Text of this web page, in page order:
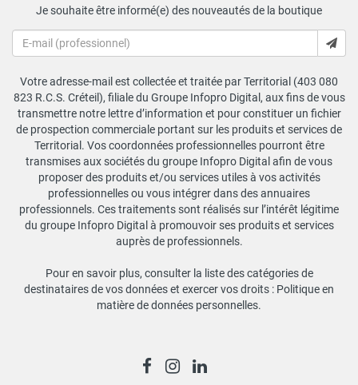
Je souhaite être informé(e) des nouveautés de la boutique
Votre adresse-mail est collectée et traitée par Territorial (403 080
823 R.C.S. Créteil), filiale du Groupe Infopro Digital, aux fins de vous
transmettre notre lettre d’information et pour constituer un fichier
de prospection commerciale portant sur les produits et services de
Territorial. Vos coordonnées professionnelles pourront être
transmises aux sociétés du groupe Infopro Digital afin de vous
proposer des produits et/ou services utiles à vos activités
professionnelles ou vous intégrer dans des annuaires
professionnels. Ces traitements sont réalisés sur l’intérêt légitime
du groupe Infopro Digital à promouvoir ses produits et services
auprès de professionnels.
Pour en savoir plus, consulter la liste des catégories de
destinataires de vos données et exercer vos droits : Politique en
matière de données personnelles.